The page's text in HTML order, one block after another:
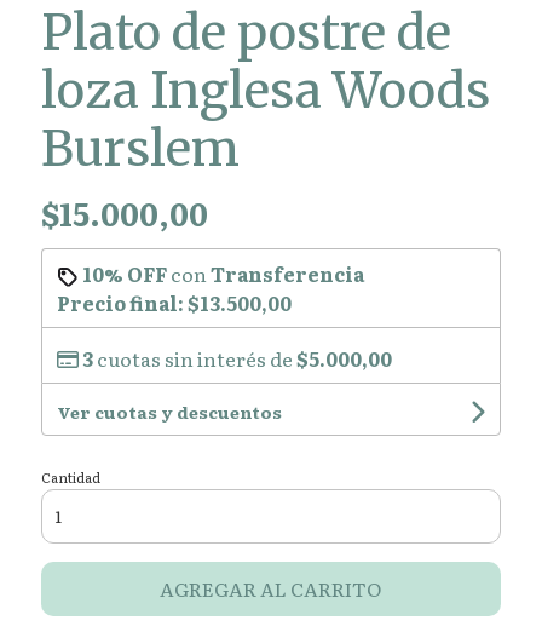
Plato de postre de
loza Inglesa Woods
Burslem
$15.000,00
10% OFFcon Transferencia
Precio final:$13.500,00
3cuotas sin interés de$5.000,00
Ver cuotas y descuentos
Cantidad
AGREGAR AL CARRITO